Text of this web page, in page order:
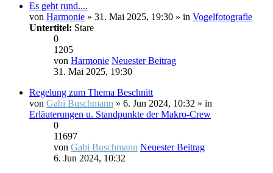
Es geht rund....
von Harmonie » 31. Mai 2025, 19:30 » in Vogelfotografie
Untertitel: Stare
0
1205
von Harmonie Neuester Beitrag
31. Mai 2025, 19:30
Regelung zum Thema Beschnitt
von Gabi Buschmann » 6. Jun 2024, 10:32 » in
Erläuterungen u. Standpunkte der Makro-Crew
0
11697
von Gabi Buschmann Neuester Beitrag
6. Jun 2024, 10:32